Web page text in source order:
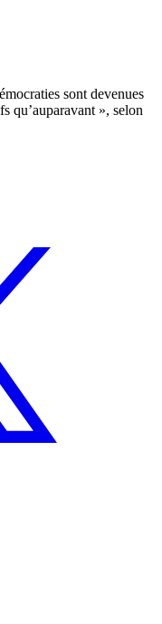
sont devenues
qu’auparavant », selon